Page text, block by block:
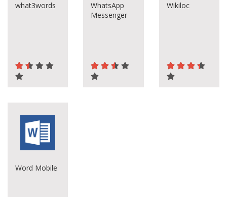
what3words
WhatsApp
Messenger
Wikiloc
Word Mobile